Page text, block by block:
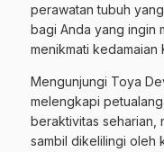
perawatan tubuh
bagi Anda yang ingin
menikmati kedamaian
Mengunjungi Toya
melengkapi
beraktivitas seharian,
sambil dikelilingi oleh